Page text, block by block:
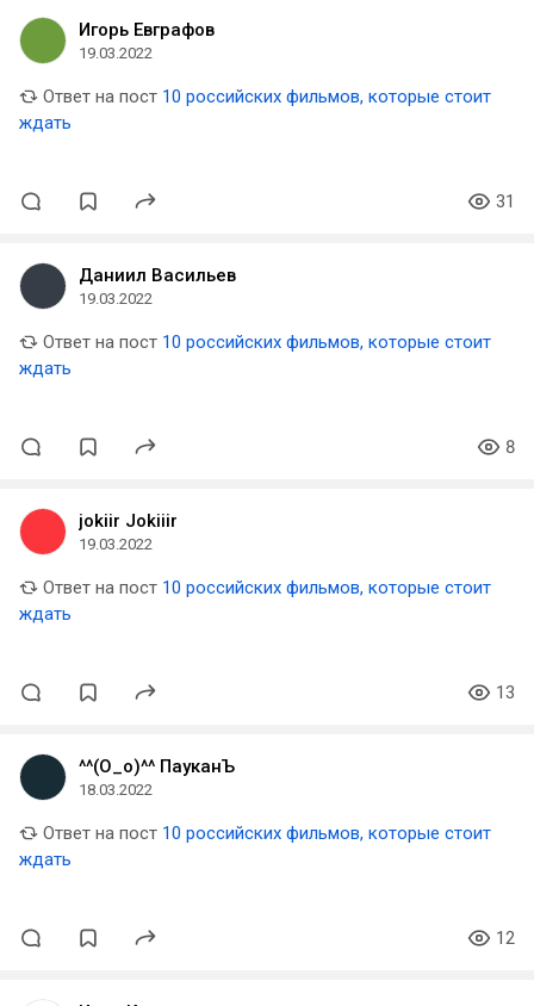
Игорь Евграфов
19.03.2022
Ответ на пост 10 российских фильмов, которые стоит
ждать
31
Даниил Васильев
19.03.2022
Ответ на пост 10 российских фильмов, которые стоит
ждать
8
jokiir Jokiiir
19.03.2022
Ответ на пост 10 российских фильмов, которые стоит
ждать
13
^^(О_о)^^ ПауканЪ
18.03.2022
Ответ на пост 10 российских фильмов, которые стоит
ждать
12